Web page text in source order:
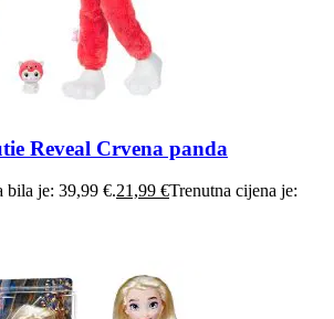
Reveal Crvena panda
bila je: 39,99 €.21,99 €Trenutna cijena je: